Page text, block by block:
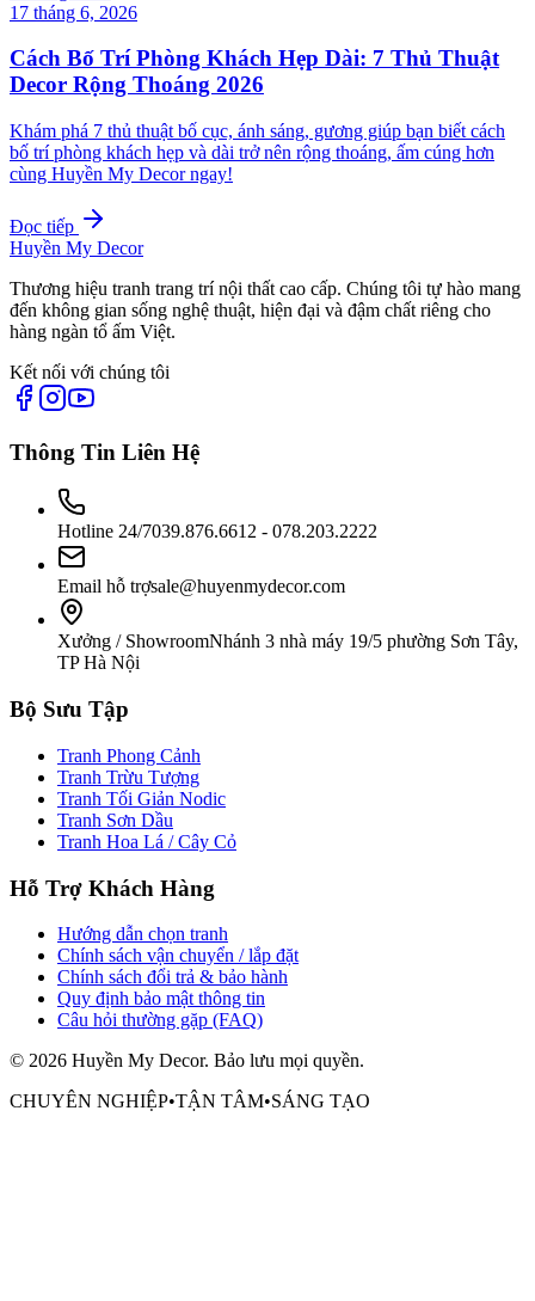
17 tháng 6, 2026
Cách Bố Trí Phòng Khách Hẹp Dài: 7 Thủ Thuật
Decor Rộng Thoáng 2026
Khám phá 7 thủ thuật bố cục, ánh sáng, gương giúp bạn biết cách
bố trí phòng khách hẹp và dài trở nên rộng thoáng, ấm cúng hơn
cùng Huyền My Decor ngay!
Đọc tiếp
Huyền My Decor
Thương hiệu tranh trang trí nội thất cao cấp. Chúng tôi tự hào mang
đến không gian sống nghệ thuật, hiện đại và đậm chất riêng cho
hàng ngàn tổ ấm Việt.
Kết nối với chúng tôi
Thông Tin Liên Hệ
Hotline 24/7039.876.6612 - 078.203.2222
Email hỗ trợsale@huyenmydecor.com
Xưởng / ShowroomNhánh 3 nhà máy 19/5 phường Sơn Tây,
TP Hà Nội
Bộ Sưu Tập
Tranh Phong Cảnh
Tranh Trừu Tượng
Tranh Tối Giản Nodic
Tranh Sơn Dầu
Tranh Hoa Lá / Cây Cỏ
Hỗ Trợ Khách Hàng
Hướng dẫn chọn tranh
Chính sách vận chuyển / lắp đặt
Chính sách đổi trả & bảo hành
Quy định bảo mật thông tin
Câu hỏi thường gặp (FAQ)
© 2026 Huyền My Decor. Bảo lưu mọi quyền.
CHUYÊN NGHIỆP•TẬN TÂM•SÁNG TẠO